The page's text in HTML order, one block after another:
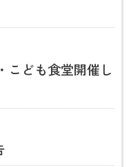
ども食堂開催し